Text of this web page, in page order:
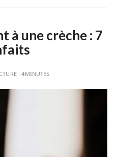
à une crèche : 7
:4MINUTES